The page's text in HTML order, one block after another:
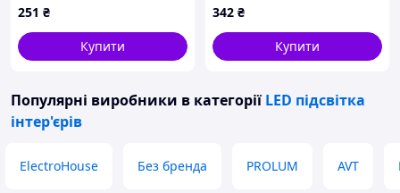
251 ₴
Купити
342 ₴
Купити
Популярні виробники в категорії LED підсвітка
інтер'єрів
ElectroHouse Без бренда PROLUM AVT